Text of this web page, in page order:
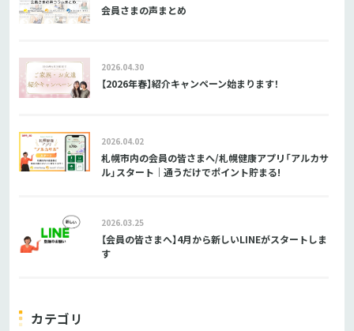
会員さまの声まとめ
2026.04.30
【2026年春】紹介キャンペーン始まります！
2026.04.02
札幌市内の会員の皆さまへ/札幌健康アプリ「アルカサ
ル」スタート｜通うだけでポイント貯まる!
2026.03.25
【会員の皆さまへ】4月から新しいLINEがスタートしま
す
カテゴリ